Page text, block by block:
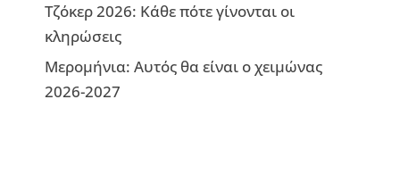
Τζόκερ 2026: Κάθε πότε γίνονται οι
κληρώσεις
Μερομήνια: Αυτός θα είναι ο χειμώνας
2026-2027